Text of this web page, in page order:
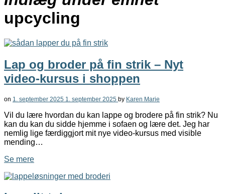
upcycling
Lap og broder på fin strik – Nyt
video-kursus i shoppen
on 1. september 2025 1. september 2025 by Karen Marie
Vil du lære hvordan du kan lappe og brodere på fin strik? Nu
kan du kan du sidde hjemme i sofaen og lære det. Jeg har
nemlig lige færdiggjort mit nye video-kursus med visible
mending…
Se mere